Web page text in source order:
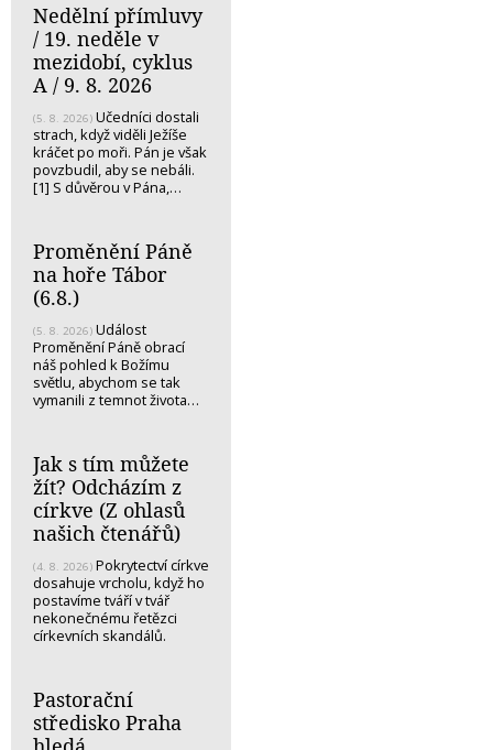
Nedělní přímluvy
/ 19. neděle v
mezidobí, cyklus
A / 9. 8. 2026
(5. 8. 2026) Učedníci dostali
strach, když viděli Ježíše
kráčet po moři. Pán je však
povzbudil, aby se nebáli.
[1] S důvěrou v Pána,…
Proměnění Páně
na hoře Tábor
(6.8.)
(5. 8. 2026) Událost
Proměnění Páně obrací
náš pohled k Božímu
světlu, abychom se tak
vymanili z temnot života…
Jak s tím můžete
žít? Odcházím z
církve (Z ohlasů
našich čtenářů)
(4. 8. 2026) Pokrytectví církve
dosahuje vrcholu, když ho
postavíme tváří v tvář
nekonečnému řetězci
církevních skandálů.
Pastorační
středisko Praha